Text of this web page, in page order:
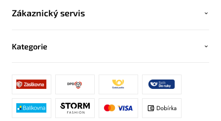
Zákaznický servis
Kategorie